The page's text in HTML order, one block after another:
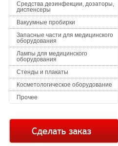
Средства дезинфекции, дозаторы,
диспенсеры
Вакуумные пробирки
Запасные части для медицинского
оборудования
Лампы для медицинского
оборудования
Стенды и плакаты
Косметологическое оборудование
Прочее